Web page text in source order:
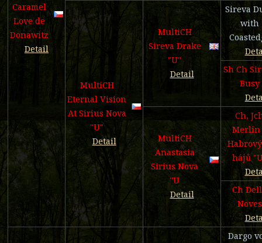
Caramel
Love de
Donawitz
Detail
MultiCH
Eternal Vision
At Sirius Nova
"U"
Detail
MultiCH
Sireva Drake
"U"
Detail
Sireva
with
Sh Ch
Busy
MultiCH
Anastasia
Sirius Nova
"U
Detail
Ch,
Merlin
hájů
Ch
Noves
Dargo